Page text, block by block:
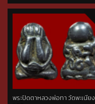
พระปิดตาหลวงพ่อทา วัดพะเนียง